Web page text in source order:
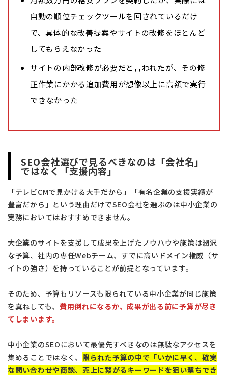
自動の順位チェックツールを回されているだけ
で、具体的な改善提案やサイトの改修をほとんど
してもらえなかった
サイトの内部改修が必要だと言われたが、その修
正作業にかかる追加費用が想像以上に高額で実行
できなかった
SEO会社選びで見るべきなのは「会社名」
ではなく「支援内容」
「テレビCMで見かける大手だから」「有名企業の支援実績が
豊富だから」という理由だけでSEO会社を選ぶのは中小企業の
実務においてはおすすめできません。
大企業のサイトを支援して成果を上げたノウハウや施策は潤沢
な予算、社内の専任Webチーム、すでに高いドメイン権威（サ
イトの強さ）を持っていることが前提となっています。
そのため、予算もリソースも限られている中小企業が同じ施策
を真ねしても、 費用倒れになるか、成果が出る前に予算が尽き
てしまいます。
中小企業のSEOにおいて最優先すべきなのは無駄なアクセスを
集めることではなく、 限られた予算の中で「いかに早く、確実
な問い合わせや商談、売上に繋がるキーワードを狙い撃ちでき